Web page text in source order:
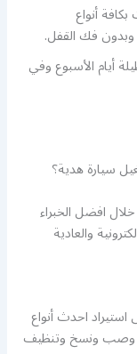
أنواع
وبدون فك القفل.
أيام الأسبوع وفي
سيارة هدية؟
افضل الخبراء
والعادية
استيراد احدث أنواع
وصب ونسخ وتنظيف